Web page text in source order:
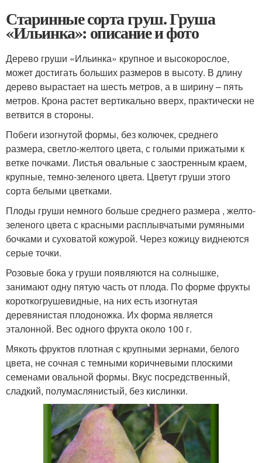
Старинные сорта груш. Груша
«Ильинка»: описание и фото
Дерево груши «Ильинка» крупное и высокорослое,
может достигать больших размеров в высоту. В длину
дерево вырастает на шесть метров, а в ширину – пять
метров. Крона растет вертикально вверх, практически не
ветвится в стороны.
Побеги изогнутой формы, без колючек, среднего
размера, светло-желтого цвета, с голыми прижатыми к
ветке почками. Листья овальные с заостренным краем,
крупные, темно-зеленого цвета. Цветут груши этого
сорта белыми цветками.
Плоды груши немного больше среднего размера , желто-
зеленого цвета с красными расплывчатыми румяными
бочками и суховатой кожурой. Через кожицу виднеются
серые точки.
Розовые бока у груши появляются на солнышке,
занимают одну пятую часть от плода. По форме фрукты
короткогрушевидные, на них есть изогнутая
деревянистая плодоножка. Их форма является
эталонной. Вес одного фрукта около 100 г.
Мякоть фруктов плотная с крупными зернами, белого
цвета, не сочная с темными коричневыми плоскими
семенами овальной формы. Вкус посредственный,
сладкий, полумаслянистый, без кислинки.